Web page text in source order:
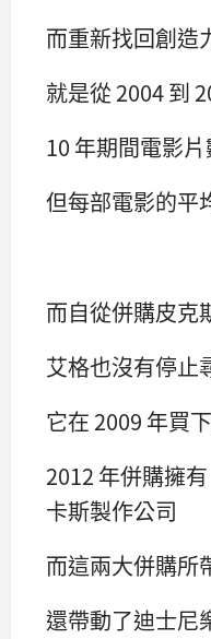
而重新找回創造
就是從 2004 到
10 年期間電影
但每部電影的平
而自從併購皮克
艾格也沒有停止
它在 2009 年買
2012 年併購擁
卡斯製作公司
而這兩大併購所
還帶動了迪士尼